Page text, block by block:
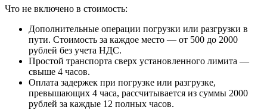
Что не включено в стоимость:
Дополнительные операции погрузки или разгрузки в
пути. Стоимость за каждое место — от 500 до 2000
рублей без учета НДС.
Простой транспорта сверх установленного лимита —
свыше 4 часов.
Оплата задержек при погрузке или разгрузке,
превышающих 4 часа, рассчитывается из суммы 2000
рублей за каждые 12 полных часов.